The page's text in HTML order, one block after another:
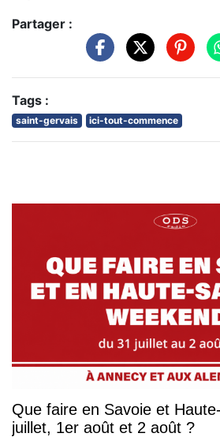
Partager :
Tags :
saint-gervais ici-tout-commence
Que faire en Savoie et
juillet, 1er août et 2 août ?